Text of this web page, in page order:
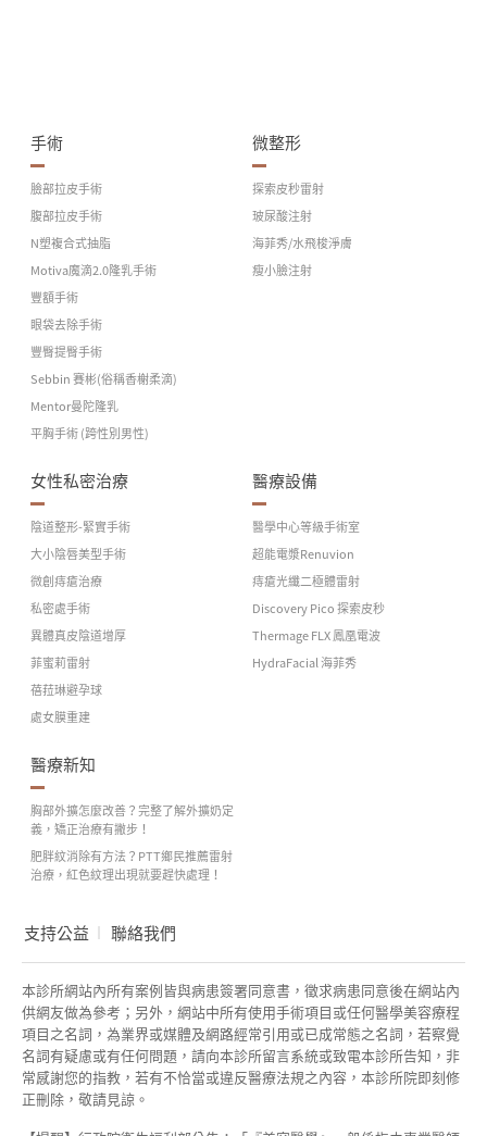
手術
臉部拉皮手術
腹部拉皮手術
N塑複合式抽脂
Motiva魔滴2.0隆乳手術
豐額手術
眼袋去除手術
豐臀提臀手術
Sebbin 賽彬(俗稱香榭柔滴)
Mentor曼陀隆乳
平胸手術 (跨性別男性)
微整形
探索皮秒雷射
玻尿酸注射
海菲秀/水飛梭淨膚
瘦小臉注射
女性私密治療
陰道整形-緊實手術
大小陰唇美型手術
微創痔瘡治療
私密處手術
異體真皮陰道增厚
菲蜜莉雷射
蓓菈琳避孕球
處女膜重建
醫療設備
醫學中心等級手術室
超能電漿Renuvion
痔瘡光纖二極體雷射
Discovery Pico 探索皮秒
Thermage FLX 鳳凰電波
HydraFacial 海菲秀
醫療新知
胸部外擴怎麼改善？完整了解外擴奶定
義，矯正治療有撇步！
肥胖紋消除有方法？PTT鄉民推薦雷射
治療，紅色紋理出現就要趕快處理！
支持公益 聯絡我們
本診所網站內所有案例皆與病患簽署同意書，徵求病患同意後在網站內
供網友做為參考；另外，網站中所有使用手術項目或任何醫學美容療程
項目之名詞，為業界或媒體及網路經常引用或已成常態之名詞，若察覺
名詞有疑慮或有任何問題，請向本診所留言系統或致電本診所告知，非
常感謝您的指教，若有不恰當或違反醫療法規之內容，本診所院即刻修
正刪除，敬請見諒。